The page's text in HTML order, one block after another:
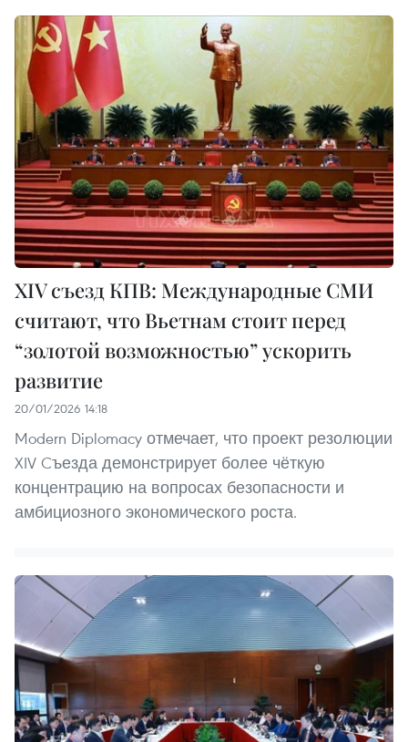
XIV съезд КПВ: Международные СМИ
считают, что Вьетнам стоит перед
“золотой возможностью” ускорить
развитие
20/01/2026 14:18
Modern Diplomacy отмечает, что проект резолюции
XIV Cъезда демонстрирует более чёткую
концентрацию на вопросах безопасности и
амбициозного экономического роста.